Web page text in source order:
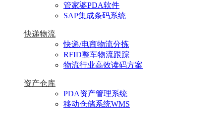
管家婆PDA软件
SAP集成条码系统
快递物流
快递/电商物流分拣
RFID整车物流跟踪
物流行业高效读码方案
资产仓库
PDA资产管理系统
移动仓储系统WMS